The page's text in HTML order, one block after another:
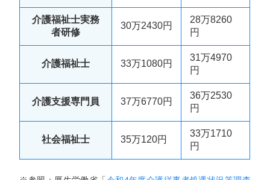
介護福祉士実務
者研修
30万2430円
28万8260
円
介護福祉士 33万1080円
31万4970
円
介護支援専門員 37万6770円
36万2530
円
社会福祉士 35万120円
33万1710
円